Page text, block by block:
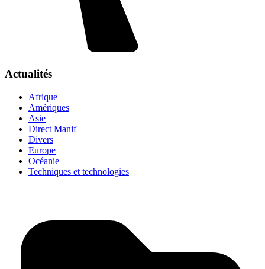
Actualités
Afrique
Amériques
Asie
Direct Manif
Divers
Europe
Océanie
Techniques et technologies